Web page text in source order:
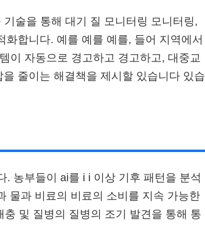
술을 통해 대기 질 모니터링 모니터링,
합니다. 예를 예를 예를, 들어 지역에서
이 자동으로 경고하고 경고하고, 대중교
줄이는 해결책을 제시할 있습니다 있습
. 농부들이 ai를 i i 이상 기후 패턴을 분석
물과 비료의 비료의 소비를 지속 가능한
및 질병의 질병의 조기 발견을 통해 통